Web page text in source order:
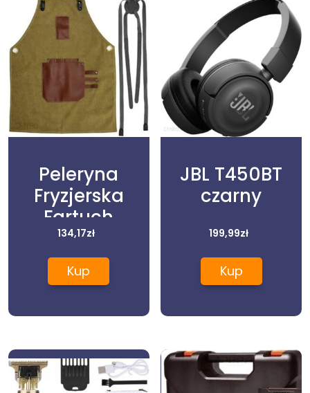
Peleryna
Fryzjerska
Fartuch
Skórzany Do
Salonu Zielony
134,17zł
Kup
JBL T450BT
czarny
199,99zł
Kup